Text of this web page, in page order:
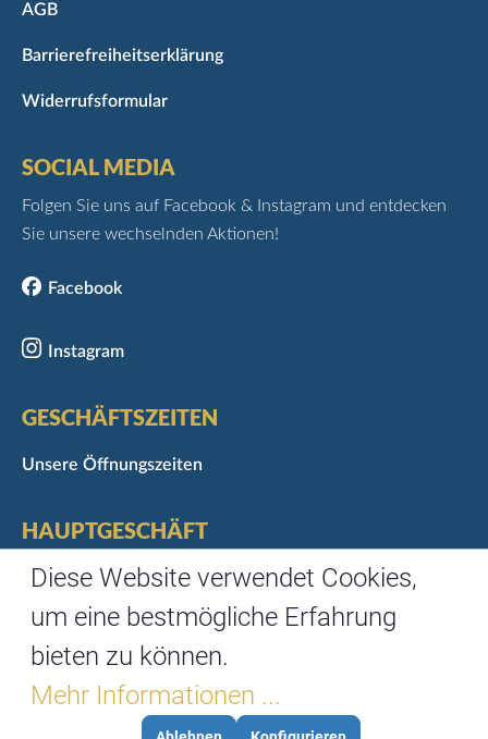
AGB
Barrierefreiheitserklärung
Widerrufsformular
GESCHÄFTSZEITEN
Unsere Öffnungszeiten
HAUPTGESCHÄFT
Marktgasse 3
Telefon: 0931/35488-0
Fax: 0931/35488-67
SOCIAL MEDIA
Folgen Sie uns auf Facebook & Instagram und entdecken
Sie unsere wechselnden Aktionen!
Facebook
Instagram
Diese Website verwendet Cookies,
um eine bestmögliche Erfahrung
bieten zu können.
Mehr Informationen ...